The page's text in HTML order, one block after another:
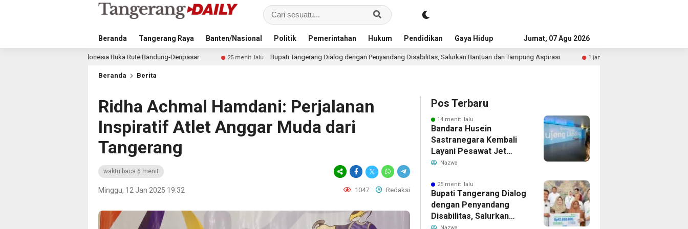
Beranda Tangerang Raya Banten/Nasional Politik Pemerintahan Hukum Pendidikan Gaya Hidup Advertorial
Jumat, 07 Agu 2026
Indonesia Buka Rute Bandung-Denpasar 25 menit lalu Bupati Tangerang Dialog dengan Penyandang Disabilitas, Salurkan Bantuan dan Tampung Aspirasi 1 jam lalu Mahasiswa Taiwan Mengabdi di
Beranda Berita
Ridha Achmal Hamdani: Perjalanan
Inspiratif Atlet Anggar Muda dari
Tangerang
waktu baca 6 menit
Minggu, 12 Jan 2025 19:32 1047 Redaksi
Pos Terbaru
14 menit lalu
Bandara Husein
Sastranegara Kembali
Layani Pesawat Jet
Mulai 14 Agustus 2026,
Rute Bandung-Denpasar
Nazwa
25 menit lalu
Bupati Tangerang Dialog
dengan Penyandang
Disabilitas, Salurkan